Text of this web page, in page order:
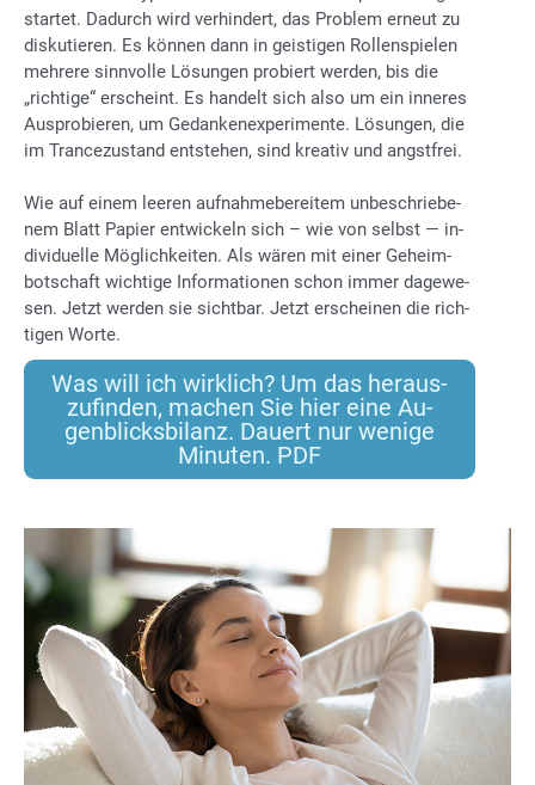
star­tet. Da­durch wird ver­hin­dert, das Pro­blem er­neut zu
dis­ku­tie­ren. Es kön­nen dann in geis­ti­gen Rol­len­spie­len
meh­re­re sinn­vol­le Lö­sun­gen pro­biert wer­den, bis die
„rich­ti­ge“ er­scheint. Es han­delt sich also um ein in­ne­res
Aus­pro­bie­ren, um Ge­dan­ken­ex­pe­ri­men­te. Lö­sun­gen, die
im Tran­ce­zu­stand ent­ste­hen, sind krea­tiv und angst­frei.
Wie auf ei­nem lee­ren auf­nah­me­be­rei­tem un­be­schrie­be­
nem Blatt Pa­pier ent­wi­ckeln sich – wie von selbst — in­
di­vi­du­el­le Mög­lich­kei­ten. Als wä­ren mit ei­ner Ge­heim­
bot­schaft wich­ti­ge In­for­ma­tio­nen schon im­mer da­ge­we­
sen. Jetzt wer­den sie sicht­bar. Jetzt er­schei­nen die rich­
ti­gen Wor­te.
Was will ich wirk­lich? Um das her­aus­
zu­fin­den, ma­chen Sie hier eine Au­
gen­blicks­bi­lanz. Dau­ert nur we­ni­ge
Mi­nu­ten. PDF